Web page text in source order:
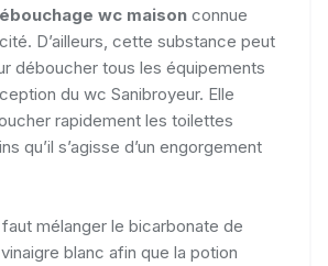
wc maison connue
D’ailleurs, cette substance peut
déboucher tous les équipements
du wc Sanibroyeur. Elle
rapidement les toilettes
qu’il s’agisse d’un engorgement
mélanger le bicarbonate de
blanc afin que la potion